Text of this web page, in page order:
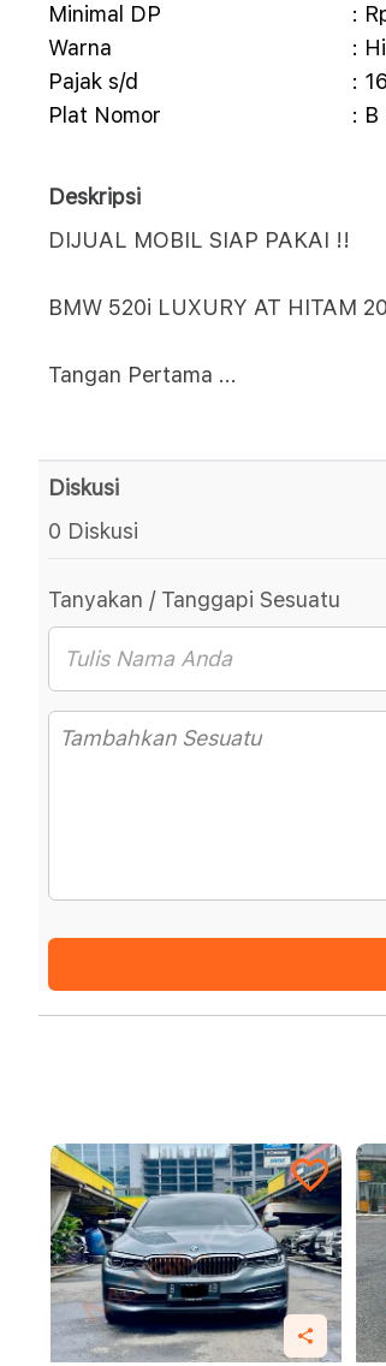
Minimal DP
:
Warna
:
Pajak s/d
:
Plat Nomor
: B
Deskripsi
DIJUAL MOBIL SIAP PAKAI !!
BMW 520i LUXURY AT HITAM
Tangan Pertama ...
Diskusi
0 Diskusi
Tanyakan / Tanggapi Sesuatu